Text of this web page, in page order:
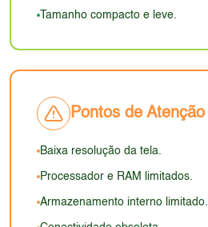
Tamanho compacto e leve.
Pontos de Atenção
Baixa resolução da tela.
Processador e RAM limitados.
Armazenamento interno limitado.